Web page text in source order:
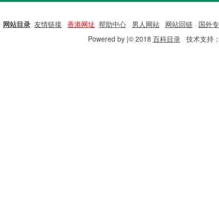
网站目录 友情链接 香港网址 帮助中心 男人网站 网站回链
国外
Powered by |© 2018 百科目录技术支持